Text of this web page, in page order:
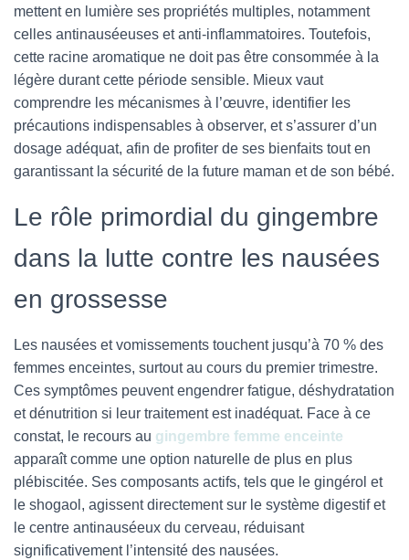
mettent en lumière ses propriétés multiples, notamment
celles antinauséeuses et anti-inflammatoires. Toutefois,
cette racine aromatique ne doit pas être consommée à la
légère durant cette période sensible. Mieux vaut
comprendre les mécanismes à l’œuvre, identifier les
précautions indispensables à observer, et s’assurer d’un
dosage adéquat, afin de profiter de ses bienfaits tout en
garantissant la sécurité de la future maman et de son bébé.
Le rôle primordial du gingembre
dans la lutte contre les nausées
en grossesse
Les nausées et vomissements touchent jusqu’à 70 % des
femmes enceintes, surtout au cours du premier trimestre.
Ces symptômes peuvent engendrer fatigue, déshydratation
et dénutrition si leur traitement est inadéquat. Face à ce
constat, le recours au gingembre femme enceinte
apparaît comme une option naturelle de plus en plus
plébiscitée. Ses composants actifs, tels que le gingérol et
le shogaol, agissent directement sur le système digestif et
le centre antinauséeux du cerveau, réduisant
significativement l’intensité des nausées.